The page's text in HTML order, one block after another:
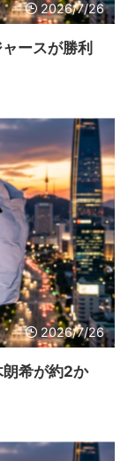
2026/7/26
ースが勝利
2026/7/26
希が約2か